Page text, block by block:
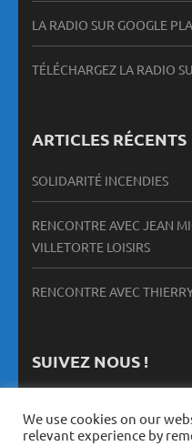
LA RADIO SUR GOOGLE
TÉLÉCHARGEZ LA RADIO
ARTICLES RÉCENTS
SOLIDARITÉ INCENDIES
RENCONTRE AVEC JEAN
VILLETORTE LOISIRS
RENCONTRE AVEC
SUIVEZ NOUS !
We use cookies on our
relevant experience by